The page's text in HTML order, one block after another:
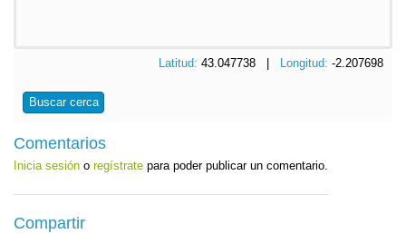
Latitud: 43.047738 | Longitud: -2.207698
Buscar cerca
Comentarios
Inicia sesión o regístrate para poder publicar un comentario.
Compartir